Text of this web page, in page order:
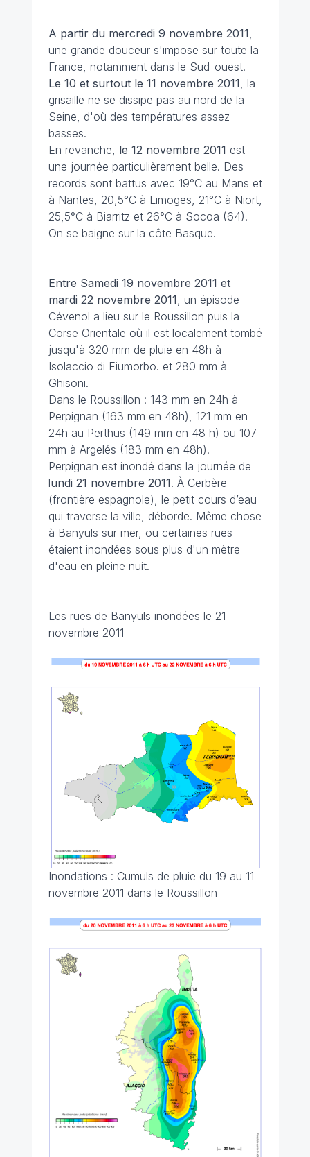
A partir du mercredi 9 novembre 2011,
une grande douceur s'impose sur toute la
France, notamment dans le Sud-ouest.
Le 10 et surtout le 11 novembre 2011, la
grisaille ne se dissipe pas au nord de la
Seine, d'où des températures assez
basses.
En revanche, le 12 novembre 2011 est
une journée particulièrement belle. Des
records sont battus avec 19°C au Mans et
à Nantes, 20,5°C à Limoges, 21°C à Niort,
25,5°C à Biarritz et 26°C à Socoa (64).
On se baigne sur la côte Basque.
Entre Samedi 19 novembre 2011 et
mardi 22 novembre 2011, un épisode
Cévenol a lieu sur le Roussillon puis la
Corse Orientale où il est localement tombé
jusqu'à 320 mm de pluie en 48h à
Isolaccio di Fiumorbo. et 280 mm à
Ghisoni.
Dans le Roussillon : 143 mm en 24h à
Perpignan (163 mm en 48h), 121 mm en
24h au Perthus (149 mm en 48 h) ou 107
mm à Argelés (183 mm en 48h).
Perpignan est inondé dans la journée de
lundi 21 novembre 2011. À Cerbère
(frontière espagnole), le petit cours d’eau
qui traverse la ville, déborde. Même chose
à Banyuls sur mer, ou certaines rues
étaient inondées sous plus d'un mètre
d'eau en pleine nuit.
Les rues de Banyuls inondées le 21
novembre 2011
Inondations : Cumuls de pluie du 19 au 11
novembre 2011 dans le Roussillon